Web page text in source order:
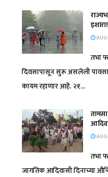
इशारा!
तभा
दिवसापासून सुरू असलेली
कायम रहाणार आहे. २१...
तभा
जागतिक आदिवासी दिनाच्या